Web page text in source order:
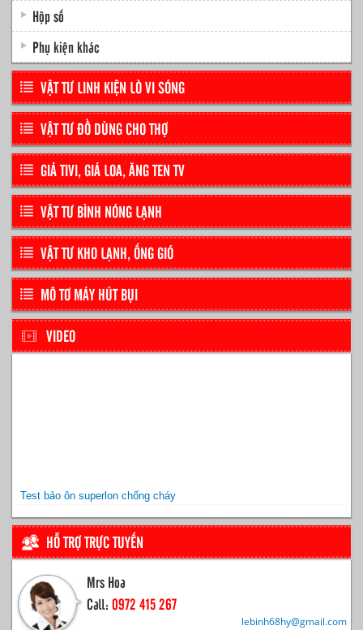
Hộp số
Phụ kiện khác
VẬT TƯ LINH KIỆN LÒ VI SÓNG
VẬT TƯ ĐỒ DÙNG CHO THỢ
GIÁ TIVI, GIÁ LOA, ĂNG TEN TV
VẬT TƯ BÌNH NÓNG LẠNH
VẬT TƯ KHO LẠNH, ỐNG GIÓ
MÔ TƠ MÁY HÚT BỤI
VIDEO
Test bảo ôn superlon chống cháy
HỖ TRỢ TRỰC TUYẾN
Mrs Hoa
Call: 0972 415 267
lebinh68hy@gmail.com